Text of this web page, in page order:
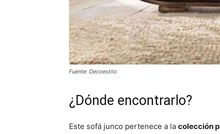
Fuente: Decoestilo
¿Dónde encontrarlo?
Este sofá junco pertenece a la colección